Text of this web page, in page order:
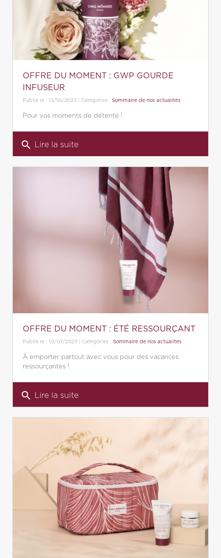
OFFRE DU MOMENT : GWP GOURDE
INFUSEUR
Publié le : 13/10/2023 | Catégories : Sommaire de nos actualités
Pour vos moments de détente !
search Lire la suite
OFFRE DU MOMENT : ÉTÉ RESSOURÇANT
Publié le : 10/07/2023 | Catégories : Sommaire de nos actualités
À emporter partout avec vous pour des vacances
ressourçantes !
search Lire la suite